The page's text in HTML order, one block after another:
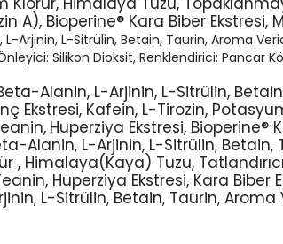
A), Bioperine® Kara Biber Ekstresi,
Arjinin, L-Sitrülin, Betain, Taurin, Aroma
Silikon Dioksit, Renklendirici: Pancar
Alanin, L-Arjinin, L-Sitrülin,
Ekstresi, Kafein, L-Tirozin,
Huperziya Ekstresi, Bioperine®
Alanin, L-Arjinin, L-Sitrülin, Betain,
, Himalaya(Kaya) Tuzu,
Huperziya Ekstresi, Kara Biber
L-Sitrülin, Betain, Taurin, Aroma